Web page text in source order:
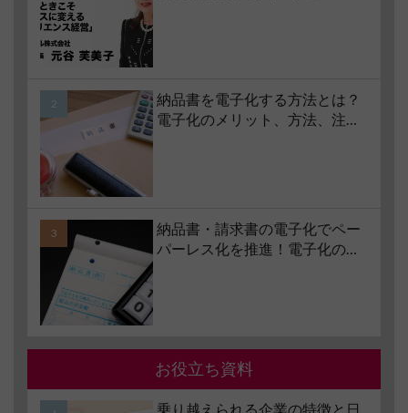
納品書を電子化する方法とは？
電子化のメリット、方法、注意
納品書・請求書の電子化でペー
パーレス化を推進！電子化の要
お役立ち資料
乗り越えられる企業の特徴と日